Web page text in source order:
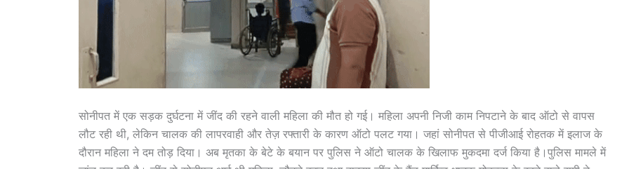
सोनीपत में एक सड़क दुर्घटना में जींद की रहने वाली महिला की मौत हो गई। महिला अपनी निजी काम निपटाने के बाद ऑटो से वापस
लौट रही थी, लेकिन चालक की लापरवाही और तेज़ रफ्तारी के कारण ऑटो पलट गया। जहां सोनीपत से पीजीआई रोहतक में इलाज के
दौरान महिला ने दम तोड़ दिया। अब मृतका के बेटे के बयान पर पुलिस ने ऑटो चालक के खिलाफ मुकदमा दर्ज किया है।पुलिस मामले में